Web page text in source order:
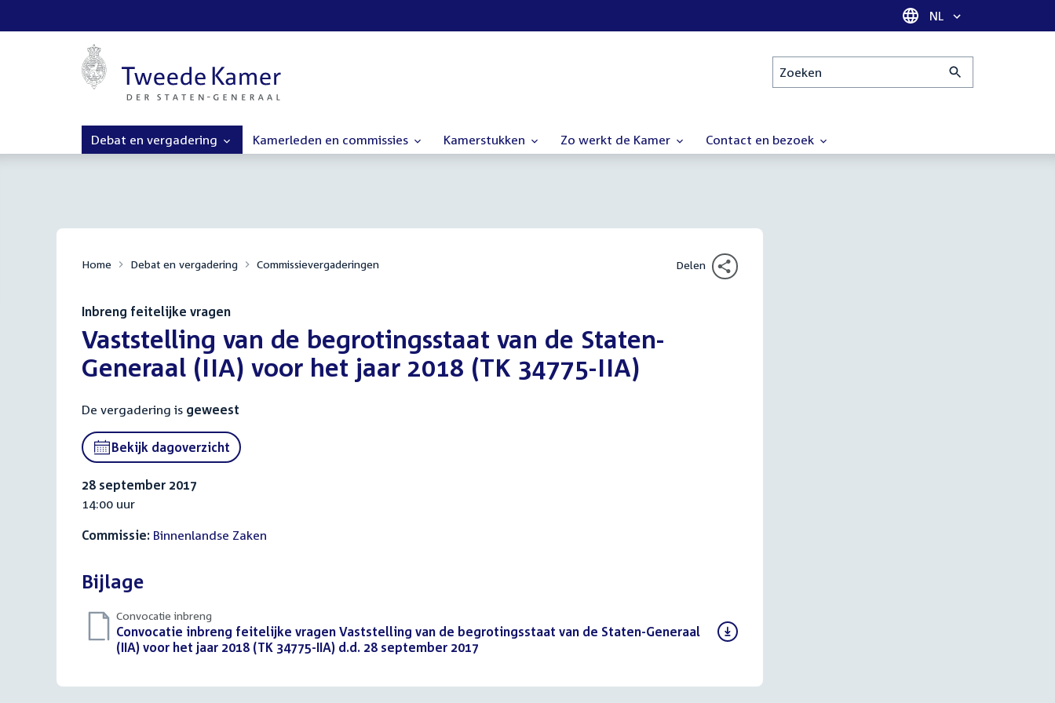
Taal selectie
NL
Zoeken
Debat en vergadering Kamerleden en commissies Kamerstukken Zo werkt de Kamer Contact en bezoek
Home Debat en vergadering Commissievergaderingen Delen
Inbreng feitelijke vragen
:Vaststelling van de begrotingsstaat van de Staten-
Generaal (IIA) voor het jaar 2018 (TK 34775-IIA)
De vergadering is geweest
Bekijk dagoverzicht
28 september 2017
14:00 uur
Commissie: Binnenlandse Zaken
Bijlage
Convocatie inbreng
Download
bestand:
Convocatie inbreng feitelijke vragen Vaststelling van de begrotingsstaat van de Staten-Generaal
(IIA) voor het jaar 2018 (TK 34775-IIA) d.d. 28 september 2017